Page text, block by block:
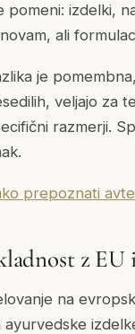
pomeni: izdelki,
ali
je
veljajo za
razmerji.
prepoznati
z
na
ayurvedske